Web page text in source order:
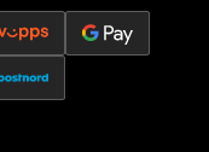
Velg